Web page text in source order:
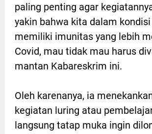
paling penting agar
yakin bahwa kita dalam
memiliki imunitas yang lebih
Covid, mau tidak mau harus
mantan Kabareskrim ini.
Oleh karenanya, ia
kegiatan luring atau
langsung tatap muka ingin